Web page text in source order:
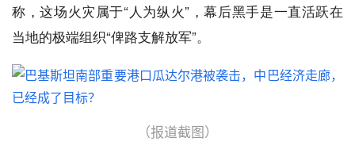
称，这场火灾属于“人为纵火”，幕后黑手是一直活跃在
当地的极端组织“俾路支解放军”。
（报道截图）